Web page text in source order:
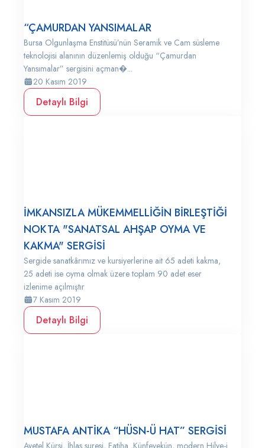
“ÇAMURDAN YANSIMALAR
Bursa Olgunlaşma Enstitüsü’nün Seramik ve Cam süsleme
teknolojisi alanının düzenlemiş olduğu “Çamurdan
Yansımalar” sergisini açman�...
20 Kasım 2019
Detaylı Bilgi
İMKANSIZLA MÜKEMMELLİĞİN BİRLEŞTİĞİ
NOKTA "SANATSAL AHŞAP OYMA VE
KAKMA" SERGİSİ
Sergide sanatkârımız ve kursiyerlerine ait 65 adeti kakma,
25 adeti ise oyma olmak üzere toplam 90 adet eser
izlenime açılmıştır
7 Kasım 2019
Detaylı Bilgi
MUSTAFA ANTİKA “HÜSN-Ü HAT” SERGİSİ
Ayetel Kürsi, İhlas suresi, Fatiha ,Künfeyekün, modern Hilye-i